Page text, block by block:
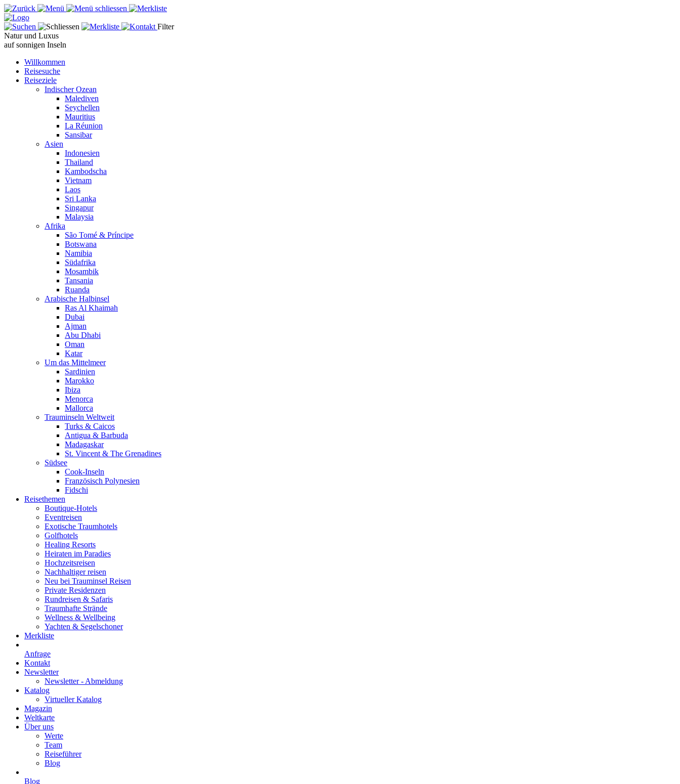
Filter
Natur und Luxus
auf sonnigen Inseln
Willkommen
Reisesuche
Reiseziele
Indischer Ozean
Malediven
Seychellen
Mauritius
La Réunion
Sansibar
Asien
Indonesien
Thailand
Kambodscha
Vietnam
Laos
Sri Lanka
Singapur
Malaysia
Afrika
São Tomé & Príncipe
Botswana
Namibia
Südafrika
Mosambik
Tansania
Ruanda
Arabische Halbinsel
Ras Al Khaimah
Dubai
Ajman
Abu Dhabi
Oman
Katar
Um das Mittelmeer
Sardinien
Marokko
Ibiza
Menorca
Mallorca
Trauminseln Weltweit
Turks & Caicos
Antigua & Barbuda
Madagaskar
St. Vincent & The Grenadines
Südsee
Cook-Inseln
Französisch Polynesien
Fidschi
Reisethemen
Boutique-Hotels
Eventreisen
Exotische Traumhotels
Golfhotels
Healing Resorts
Heiraten im Paradies
Hochzeitsreisen
Nachhaltiger reisen
Neu bei Trauminsel Reisen
Private Residenzen
Rundreisen & Safaris
Traumhafte Strände
Wellness & Wellbeing
Yachten & Segelschoner
Merkliste
Anfrage
Kontakt
Newsletter
Newsletter - Abmeldung
Katalog
Virtueller Katalog
Magazin
Weltkarte
Über uns
Werte
Team
Reiseführer
Blog
Blog